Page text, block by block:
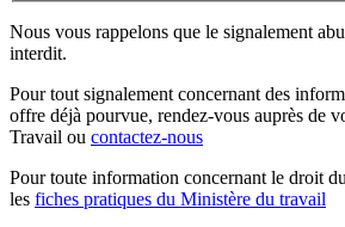
Nous vous rappelons que le signalement
interdit.
Pour tout signalement concernant des
offre déjà pourvue, rendez-vous auprès de
Travail ou contactez-nous
Pour toute information concernant le droit
les fiches pratiques du Ministère du travail